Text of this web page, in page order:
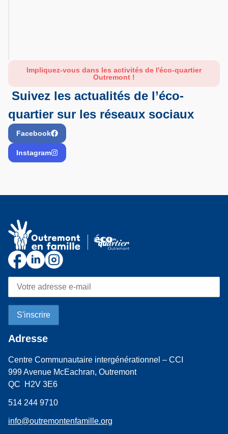
Impliquez-vous dans les activités de l'éco-quartier
Outremont !
Suivez les actualités de l’éco-
quartier sur les réseaux sociaux
Facebook
Instagram
Adresse
Centre Communautaire intergénérationnel – CCI
999 Avenue McEachran, Outremont
QC H2V 3E6
514 244 9710
info@outremontenfamille.org